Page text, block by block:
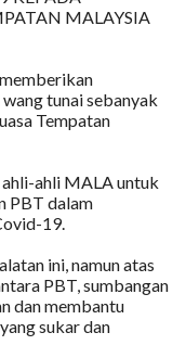
MALAYSIA
tunai sebanyak
Tempatan
ahli-ahli MALA untuk
PBT dalam
19.
ini, namun atas
PBT, sumbangan
dan membantu
sukar dan